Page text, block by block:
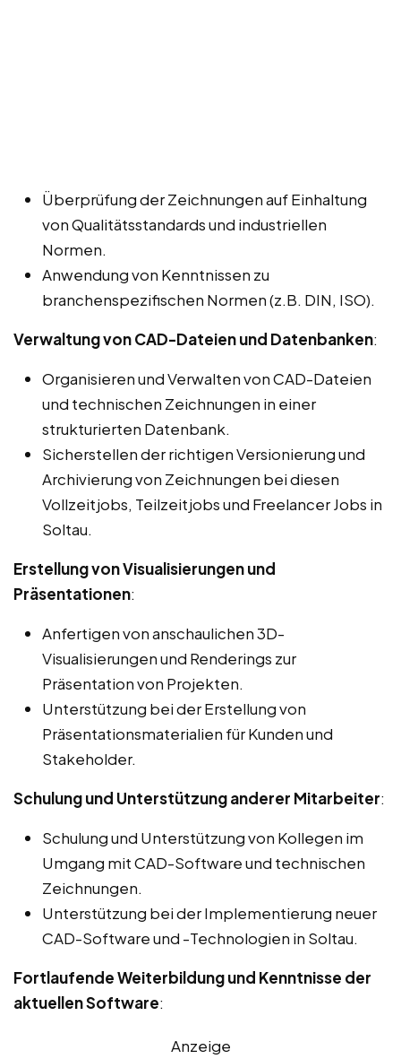
Überprüfung der Zeichnungen auf Einhaltung
von Qualitätsstandards und industriellen
Normen.
Anwendung von Kenntnissen zu
branchenspezifischen Normen (z.B. DIN, ISO).
Verwaltung von CAD-Dateien und Datenbanken:
Organisieren und Verwalten von CAD-Dateien
und technischen Zeichnungen in einer
strukturierten Datenbank.
Sicherstellen der richtigen Versionierung und
Archivierung von Zeichnungen bei diesen
Vollzeitjobs, Teilzeitjobs und Freelancer Jobs in
Soltau.
Erstellung von Visualisierungen und
Präsentationen:
Anfertigen von anschaulichen 3D-
Visualisierungen und Renderings zur
Präsentation von Projekten.
Unterstützung bei der Erstellung von
Präsentationsmaterialien für Kunden und
Stakeholder.
Schulung und Unterstützung anderer Mitarbeiter:
Schulung und Unterstützung von Kollegen im
Umgang mit CAD-Software und technischen
Zeichnungen.
Unterstützung bei der Implementierung neuer
CAD-Software und -Technologien in Soltau.
Fortlaufende Weiterbildung und Kenntnisse der
aktuellen Software:
Anzeige